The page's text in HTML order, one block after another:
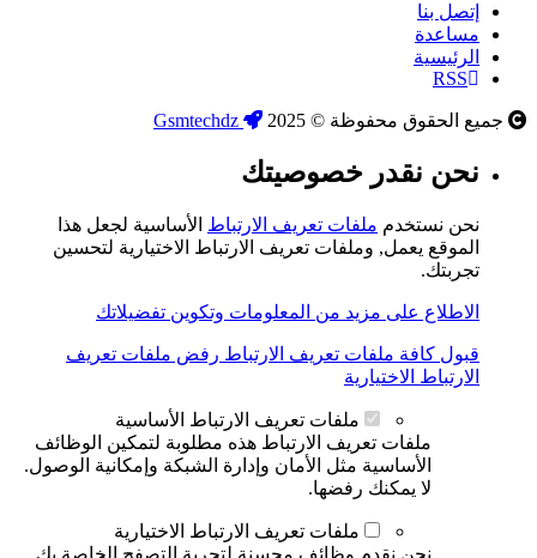
إتصل بنا
مساعدة
الرئيسية
RSS
جميع الحقوق محفوظة © 2025
نحن نقدر خصوصيتك
نحن نستخدم ملفات تعريف الارتباط الأساسية لجعل هذا
الموقع يعمل, وملفات تعريف الارتباط الاختيارية لتحسين
تجربتك.
الاطلاع على مزيد من المعلومات وتكوين تفضيلاتك
قبول كافة ملفات تعريف الارتباط رفض ملفات تعريف
الارتباط الاختيارية
ملفات تعريف الارتباط الأساسية
ملفات تعريف الارتباط هذه مطلوبة لتمكين الوظائف
الأساسية مثل الأمان وإدارة الشبكة وإمكانية الوصول.
لا يمكنك رفضها.
ملفات تعريف الارتباط الاختيارية
نحن نقدم وظائف محسنة لتجربة التصفح الخاصة بك